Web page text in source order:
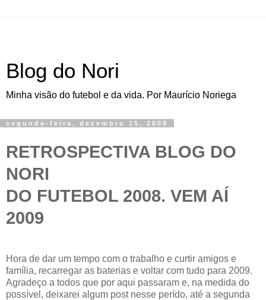
Blog do Nori
Minha visão do futebol e da vida. Por Maurício Noriega
segunda-feira, dezembro 15, 2008
RETROSPECTIVA BLOG DO
NORI
DO FUTEBOL 2008. VEM AÍ
2009
Hora de dar um tempo com o trabalho e curtir amigos e
família, recarregar as baterias e voltar com tudo para 2009.
Agradeço a todos que por aqui passaram e, na medida do
possível, deixarei algum post nesse perído, até a segunda